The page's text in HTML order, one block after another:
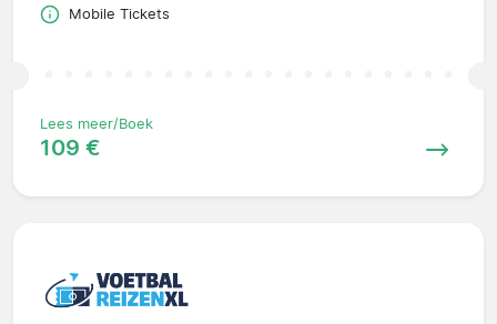
Mobile Tickets
Lees meer/Boek
109 €